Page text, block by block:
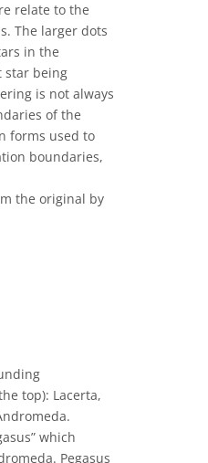
relate to the
The larger dots
in the
star being
is not always
of the
forms used to
boundaries,
the original by
标
top): Lacerta,
which
Pegasus